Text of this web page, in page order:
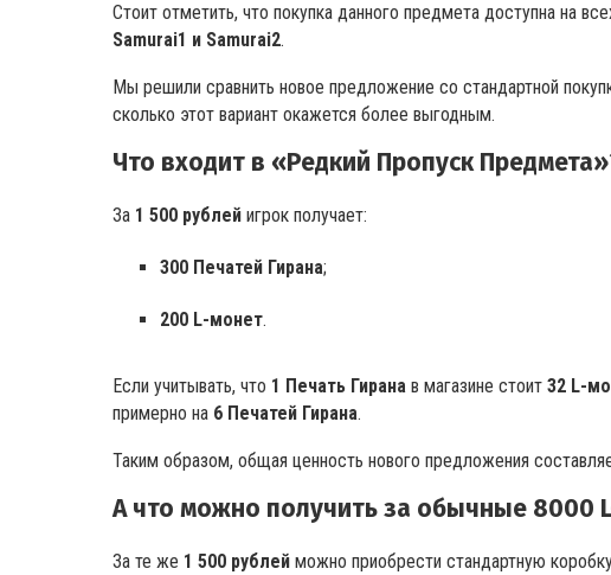
Стоит отметить, что покупка данного предмета доступна на
Samurai1 и Samurai2.
Мы решили сравнить новое предложение со стандартной
сколько этот вариант окажется более выгодным.
Что входит в «Редкий Пропуск
За 1 500 рублей игрок получает:
300 Печатей Гирана;
200 L-монет.
Если учитывать, что 1 Печать Гирана в магазине стоит32 L-
примерно на 6 Печатей Гирана.
Таким образом, общая ценность нового предложения
А что можно получить за обычные 8000
За те же 1 500 рублей можно приобрести стандартную